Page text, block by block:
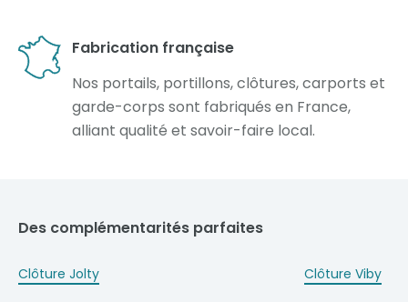
Fabrication française
Nos portails, portillons, clôtures, carports et
garde-corps sont fabriqués en France,
alliant qualité et savoir-faire local.
Des complémentarités parfaites
Clôture Jolty Clôture Viby